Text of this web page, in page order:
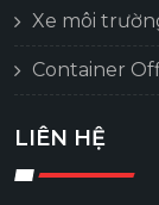
Xe môi
Container
LIÊN HỆ